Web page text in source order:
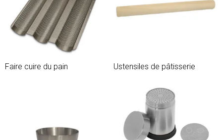
Faire cuire du pain Ustensiles de pâtisserie